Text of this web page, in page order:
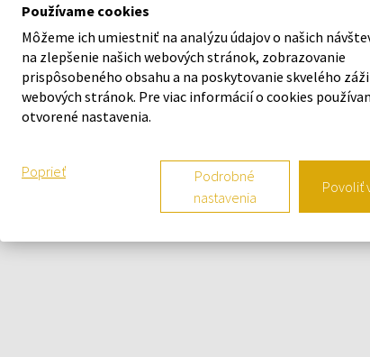
Parfumovaná voda Scandal Gold od Jean Paul
Gaultier je chyprová vôňa pre ženy.
Používame cookies
Môžeme ich umiestniť na analýzu údajov o našich
na zlepšenie našich webových stránok, zobrazovanie
prispôsobeného obsahu a na poskytovanie skvelého
webových stránok. Pre viac informácií o cookies
otvorené nastavenia.
Poprieť
Podrobné
nastavenia
Povoliť